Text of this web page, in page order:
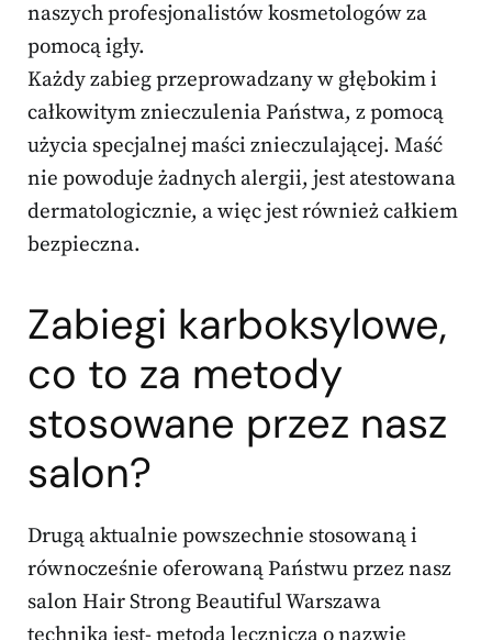
naszych profesjonalistów kosmetologów za
pomocą igły.
Każdy zabieg przeprowadzany w głębokim i
całkowitym znieczulenia Państwa, z pomocą
użycia specjalnej maści znieczulającej. Maść
nie powoduje żadnych alergii, jest atestowana
dermatologicznie, a więc jest również całkiem
bezpieczna.
Zabiegi karboksylowe,
co to za metody
stosowane przez nasz
salon?
Drugą aktualnie powszechnie stosowaną i
równocześnie oferowaną Państwu przez nasz
salon Hair Strong Beautiful Warszawa